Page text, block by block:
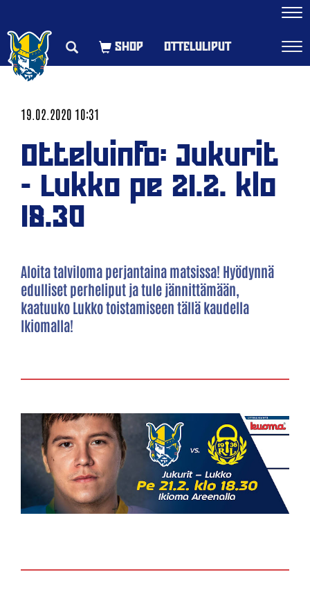
OTTELULIPUT
19.02.2020 10:31
Otteluinfo: Jukurit
- Lukko pe 21.2. klo
18.30
Aloita talviloma perjantaina matsissa! Hyödynnä
edulliset perheliput ja tule jännittämään,
kaatuuko Lukko toistamiseen tällä kaudella
Ikiomalla!